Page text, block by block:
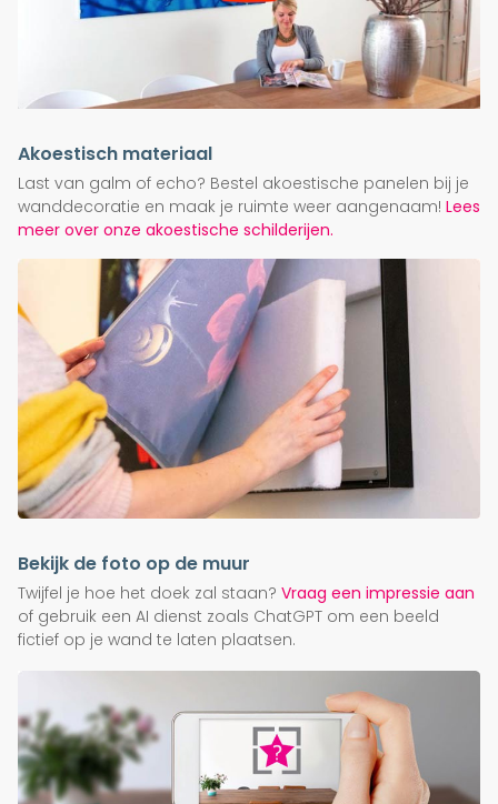
Akoestisch materiaal
Last van galm of echo? Bestel akoestische panelen bij je
wanddecoratie en maak je ruimte weer aangenaam! Lees
meer over onze akoestische schilderijen.
Bekijk de foto op de muur
Twijfel je hoe het doek zal staan? Vraag een impressie aan
of gebruik een AI dienst zoals ChatGPT om een beeld
fictief op je wand te laten plaatsen.